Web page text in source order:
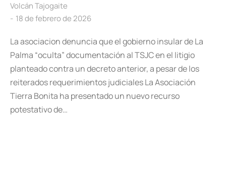
Volcán Tajogaite
18 de febrero de 2026
La asociacion denuncia que el gobierno insular de La
Palma “oculta” documentación al TSJC en el litigio
planteado contra un decreto anterior, a pesar de los
reiterados requerimientos judiciales La Asociación
Tierra Bonita ha presentado un nuevo recurso
potestativo de…